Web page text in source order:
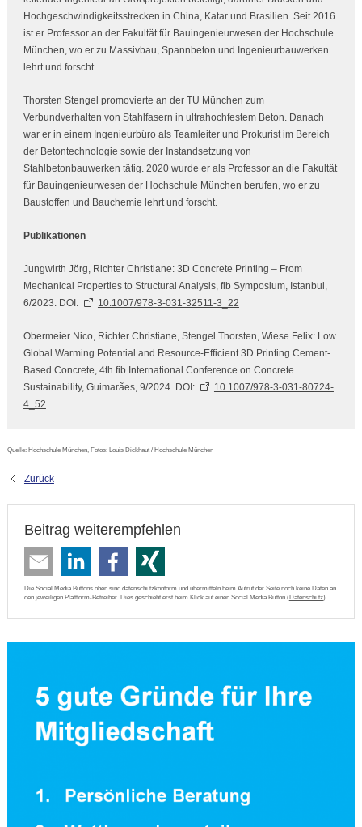
Hochgeschwindigkeitsstrecken in China, Katar und Brasilien. Seit 2016
ist er Professor an der Fakultät für Bauingenieurwesen der Hochschule
München, wo er zu Massivbau, Spannbeton und Ingenieurbauwerken
lehrt und forscht.
Thorsten Stengel promovierte an der TU München zum
Verbundverhalten von Stahlfasern in ultrahochfestem Beton. Danach
war er in einem Ingenieurbüro als Teamleiter und Prokurist im Bereich
der Betontechnologie sowie der Instandsetzung von
Stahlbetonbauwerken tätig. 2020 wurde er als Professor an die Fakultät
für Bauingenieurwesen der Hochschule München berufen, wo er zu
Baustoffen und Bauchemie lehrt und forscht.
Publikationen
Jungwirth Jörg, Richter Christiane: 3D Concrete Printing – From
Mechanical Properties to Structural Analysis, fib Symposium, Istanbul,
6/2023. DOI:
10.1007/978-3-031-32511-3_22
Obermeier Nico, Richter Christiane, Stengel Thorsten, Wiese Felix: Low
Global Warming Potential and Resource-Efficient 3D Printing Cement-
Based Concrete, 4th fib International Conference on Concrete
Sustainability, Guimarães, 9/2024. DOI:
10.1007/978-3-031-80724-
4_52
Quelle: Hochschule München, Fotos: Louis Dickhaut / Hochschule München
Zurück
Beitrag weiterempfehlen
Die Social Media Buttons oben sind datenschutzkonform und übermitteln beim Aufruf der Seite noch keine Daten an
den jeweiligen Plattform-Betreiber. Dies geschieht erst beim Klick auf einen Social Media Button (Datenschutz).